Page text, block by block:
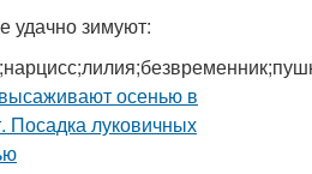
удачно зимуют: